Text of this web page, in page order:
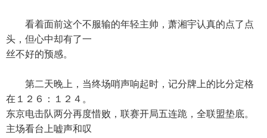
看着面前这个不服输的年轻主帅，萧湘宇认真的点了点
头，但心中却有了一
丝不好的预感。
第二天晚上，当终场哨声响起时，记分牌上的比分定格
在１２６：１２４。
东京电击队两分再度惜败，联赛开局五连跪，全联盟垫底。
主场看台上嘘声和叹